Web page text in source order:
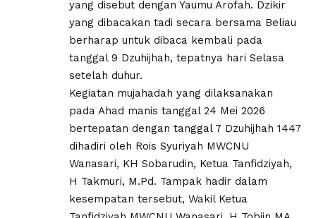
yang disebut dengan Yaumu Arofah. Dzikir
yang dibacakan tadi secara bersama Beliau
berharap untuk dibaca kembali pada
tanggal 9 Dzuhijhah, tepatnya hari Selasa
setelah duhur.
Kegiatan mujahadah yang dilaksanakan
pada Ahad manis tanggal 24 Mei 2026
bertepatan dengan tanggal 7 Dzuhijhah 1447
dihadiri oleh Rois Syuriyah MWCNU
Wanasari, KH Sobarudin, Ketua Tanfidziyah,
H Takmuri, M.Pd. Tampak hadir dalam
kesempatan tersebut, Wakil Ketua